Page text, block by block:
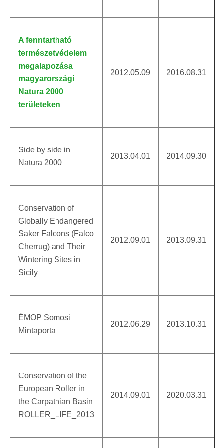
A fenntartható
természetvédelem
megalapozása
magyarországi
Natura 2000
területeken
2012.05.09 2016.08.31
Side by side in
Natura 2000
2013.04.01 2014.09.30
Conservation of
Globally Endangered
Saker Falcons (Falco
Cherrug) and Their
Wintering Sites in
Sicily
2012.09.01 2013.09.31
ÉMOP Somosi
Mintaporta
2012.06.29 2013.10.31
Conservation of the
European Roller in
the Carpathian Basin
ROLLER_LIFE_2013
2014.09.01 2020.03.31